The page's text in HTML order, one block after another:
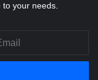
your needs.